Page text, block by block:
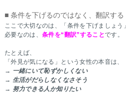
■ 条件を下げるのではなく、翻訳する
ここで大切なのは、「条件を下げましょう
必要なのは、条件を“翻訳”することです。
たとえば、
「外見が気になる」という女性の本音は、
→ 一緒にいて恥ずかしくない
→ 生活がだらしなくなさそう
→ 努力できる人か知りたい